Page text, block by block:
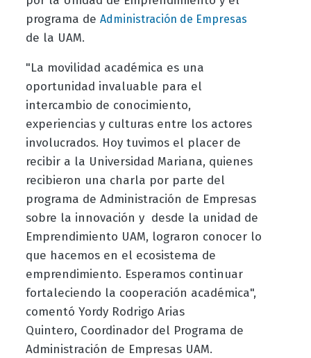
programa de Administración de Empresas
de la UAM.
"La movilidad académica es una
oportunidad invaluable para el
intercambio de conocimiento,
experiencias y culturas entre los actores
involucrados. Hoy tuvimos el placer de
recibir a la Universidad Mariana, quienes
recibieron una charla por parte del
programa de Administración de Empresas
sobre la innovación y desde la unidad de
Emprendimiento UAM, lograron conocer lo
que hacemos en el ecosistema de
emprendimiento. Esperamos continuar
fortaleciendo la cooperación académica",
comentó Yordy Rodrigo Arias
Quintero, Coordinador del Programa de
Administración de Empresas UAM.